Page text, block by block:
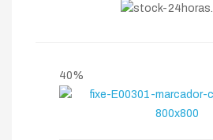
40%